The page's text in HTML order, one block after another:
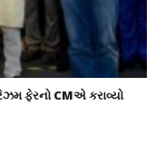
ફેરનો CMએ કરાવ્યો